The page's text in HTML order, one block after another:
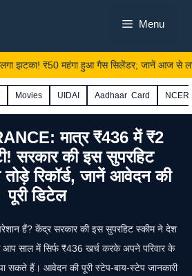
Menu
₹50 महंगा हुआ गैस सिलेंडर; जानें आज से लागू
Movies UIDAI Aadhaar Card
मात्र ₹436 में ₹2
सरकार की इस सुपरहिट
रिकॉर्ड, जानें आवेदन की
पूरी डिटेल
हैं? केंद्र सरकार की इस सुपरहिट स्कीम ने देश
साल में सिर्फ ₹436 खर्च करके अपने परिवार के
सकते हैं। आवेदन की पूरी स्टेप-बाय-स्टेप जानकारी